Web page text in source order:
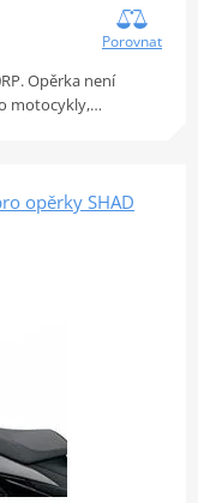
Porovnat
Opěrka není
motocykly,…
opěrky SHAD